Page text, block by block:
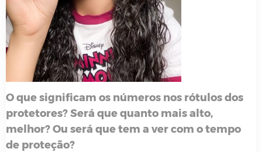
O que significam os números nos rótulos dos
protetores? Será que quanto mais alto,
melhor? Ou será que tem a ver com o tempo
de proteção?